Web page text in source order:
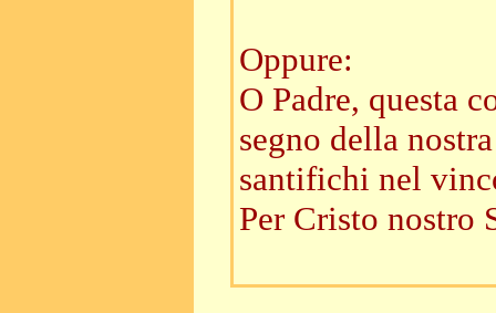
Oppure:
O Padre, questa
segno della
santifichi nel
Per Cristo nostro